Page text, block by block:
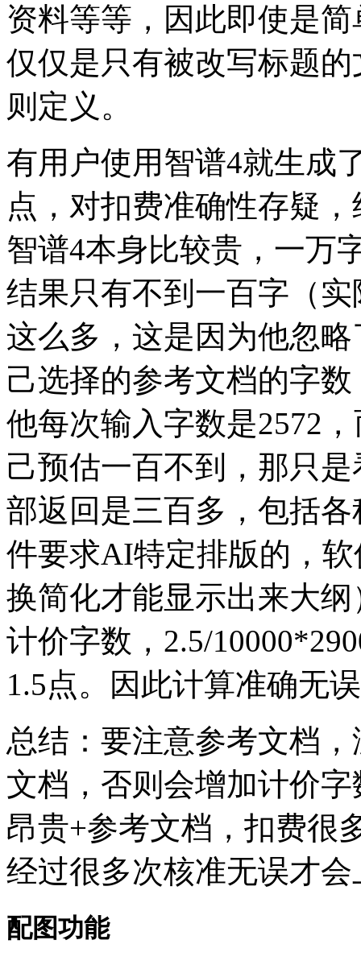
资料等等，因此即使是
仅仅是只有被改写标题
则定义。
有用户使用智谱4就生成
点，对扣费准确性存疑
智谱4本身比较贵，一万
结果只有不到一百字（
这么多，这是因为他忽
己选择的参考文档的字
他每次输入字数是2572
己预估一百不到，那只
部返回是三百多，包括
件要求AI特定排版的，
换简化才能显示出来大
计价字数，2.5/
1.5点。因此计算准确无
总结：要注意参考文档
文档，否则会增加计价
昂贵+参考文档，扣费很
经过很多次核准无误才
配图功能